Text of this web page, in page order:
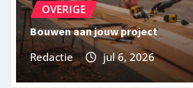
OVERIGE
Bouwen aan jouw project
Redactie
jul 6, 2026